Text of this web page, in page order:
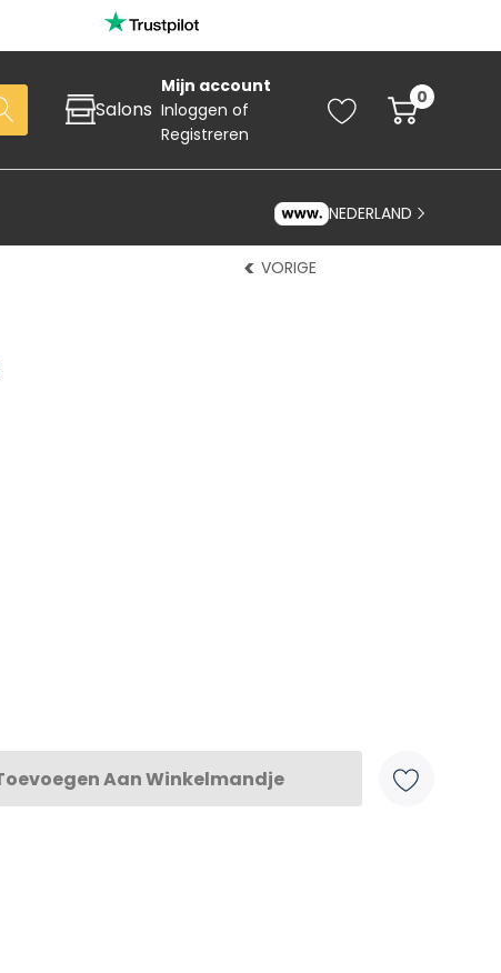
Salons
Mijn account
Inloggenof
Registreren
0
NEDERLAND
VORIGE